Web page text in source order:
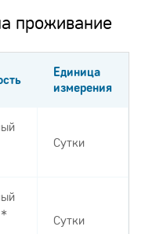
проживание
Единица
измерения
Сутки
Сутки